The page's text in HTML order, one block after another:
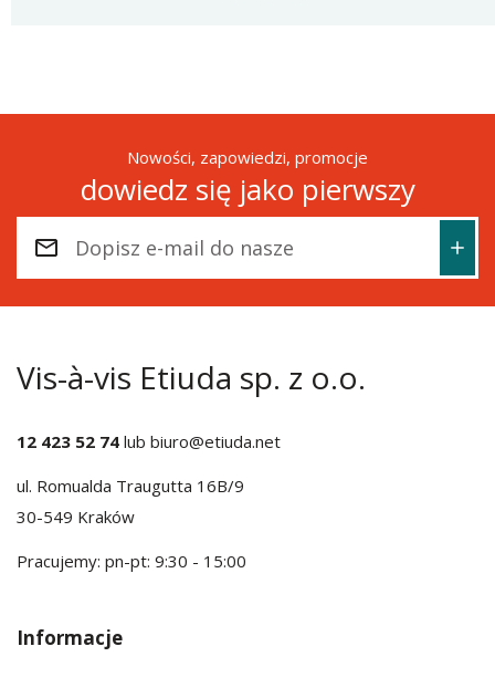
Nowości, zapowiedzi, promocje
dowiedz się jako pierwszy
Vis-à-vis Etiuda sp. z o.o.
12 423 52 74 lub biuro@etiuda.net
ul. Romualda Traugutta 16B/9
30-549 Kraków
Pracujemy: pn-pt: 9:30 - 15:00
Informacje